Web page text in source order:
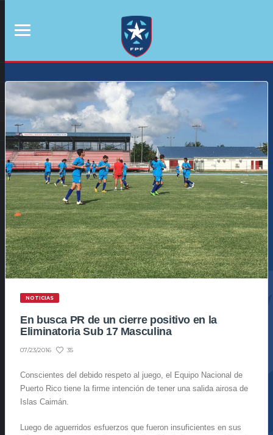
NOTICIAS
En busca PR de un cierre positivo en la
Eliminatoria Sub 17 Masculina
07/23/2016 35
Conscientes del debido respeto al juego, el Equipo Nacional de
Puerto Rico tiene la firme intención de tener una salida airosa de
Islas Caimán.
Luego de aguerridos esfuerzos que fueron insuficientes en sus